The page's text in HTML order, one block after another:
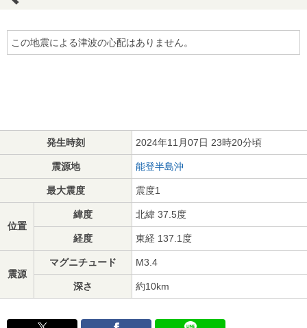
この地震による津波の心配はありません。
発生時刻 2024年11月07日 23時20分頃
震源地 能登半島沖
最大震度 震度1
位置
緯度 北緯 37.5度
経度 東経 137.1度
震源
マグニチュード M3.4
深さ 約10km